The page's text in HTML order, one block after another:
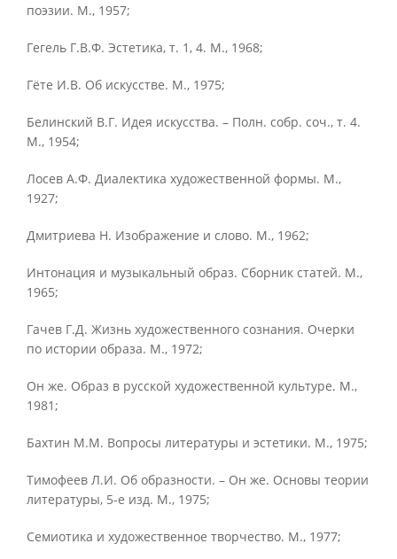
поэзии. М., 1957;
Гегель Г.В.Ф. Эстетика, т. 1, 4. М., 1968;
Гёте И.В. Об искусстве. М., 1975;
Белинский В.Г. Идея искусства. – Полн. собр. соч., т. 4.
М., 1954;
Лосев А.Ф. Диалектика художественной формы. М.,
1927;
Дмитриева Н. Изображение и слово. М., 1962;
Интонация и музыкальный образ. Сборник статей. М.,
1965;
Гачев Г.Д. Жизнь художественного сознания. Очерки
по истории образа. М., 1972;
Он же. Образ в русской художественной культуре. М.,
1981;
Бахтин M.M. Вопросы литературы и эстетики. М., 1975;
Тимофеев Л.И. Об образности. – Он же. Основы теории
литературы, 5-е изд. М., 1975;
Семиотика и художественное творчество. М., 1977;